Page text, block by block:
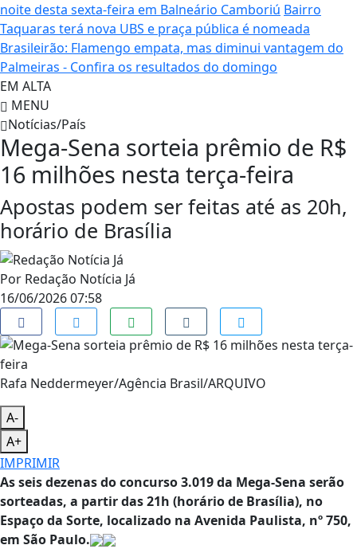
noite desta sexta-feira em Balneário Camboriú Bairro
Taquaras terá nova UBS e praça pública é nomeada
Brasileirão: Flamengo empata, mas diminui vantagem do
Palmeiras - Confira os resultados do domingo
EM ALTA
MENU
Notícias/País
Mega-Sena sorteia prêmio de R$
16 milhões nesta terça-feira
Apostas podem ser feitas até as 20h,
horário de Brasília
Por Redação Notícia Já
16/06/2026 07:58
Rafa Neddermeyer/Agência Brasil/ARQUIVO
A-
A+
IMPRIMIR
As seis dezenas do concurso 3.019 da Mega-Sena serão
sorteadas, a partir das 21h (horário de Brasília), no
Espaço da Sorte, localizado na Avenida Paulista, nº 750,
em São Paulo.